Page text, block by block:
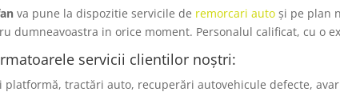
va pune la dispozitie servicile de remorcari auto și pe plan
dumneavoastra in orice moment. Personalul calificat, cu o
servicii clientilor noștri:
platformă, tractări auto, recuperări autovehicule defecte,